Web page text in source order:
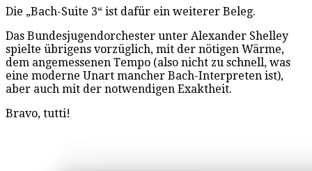
Die „Bach-Suite 3“ ist dafür ein weiterer Beleg.
Das Bundesjugendorchester unter Alexander Shelley
spielte übrigens vorzüglich, mit der nötigen Wärme,
dem angemessenen Tempo (also nicht zu schnell, was
eine moderne Unart mancher Bach-Interpreten ist),
aber auch mit der notwendigen Exaktheit.
Bravo, tutti!